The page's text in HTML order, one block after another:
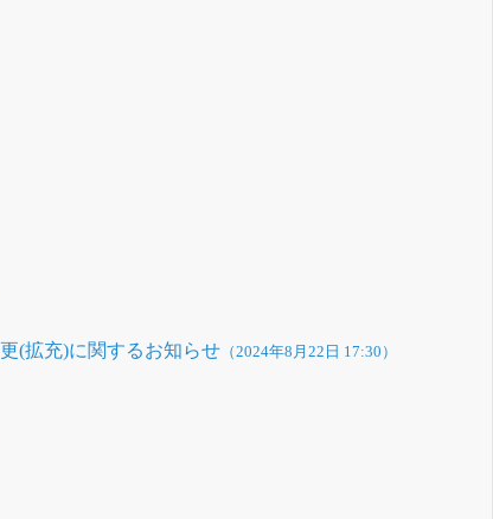
(拡充)に関するお知らせ （2024年8月22日 17:30）